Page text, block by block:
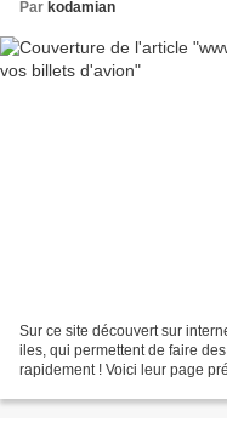
Par kodamian
Sur ce site découvert sur
iles, qui permettent de faire
rapidement ! Voici leur page